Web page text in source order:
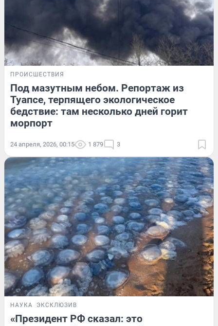
ПРОИСШЕСТВИЯ
Под мазутным небом. Репортаж из
Туапсе, терпящего экологическое
бедствие: там несколько дней горит
морпорт
24 апреля, 2026, 00:15 1 879 3
НАУКА ЭКСКЛЮЗИВ
«Президент РФ сказал: это